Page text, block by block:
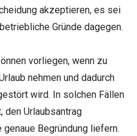
akzeptieren, es sei
Gründe dagegen.
vorliegen, wenn zu
nehmen und dadurch
wird. In solchen Fällen
den Urlaubsantrag
Begründung liefern.